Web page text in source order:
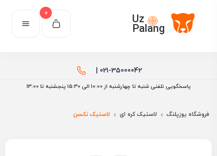
Uz
Palang
0
021-35000042 |
پاسخگویی تلفنی شنبه تا چهارشنبه از 10:00 الی ۱۵:30 پنجشنبه تا 13:00
فروشگاه یوزپلنگ لاستیک کره ای لاستیک نکسن